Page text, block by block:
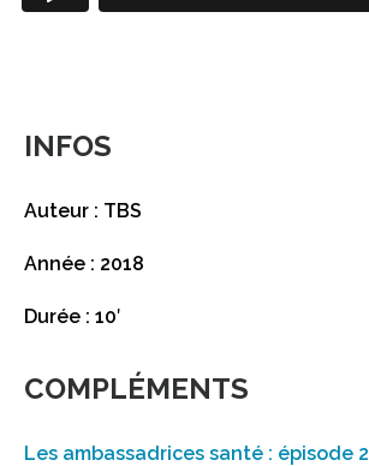
INFOS
Auteur : TBS
Année : 2018
Durée : 10′
COMPLÉMENTS
Les ambassadrices santé : épisode 2